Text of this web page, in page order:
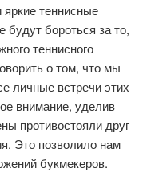
теннисные
будут бороться за то,
теннисного
о том, что мы
личные встречи этих
внимание, уделив
противостояли друг
Это позволило нам
букмекеров.